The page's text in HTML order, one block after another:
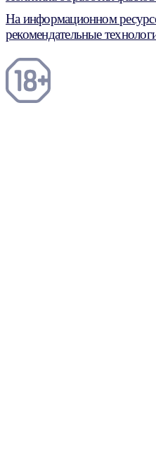
На информационном
рекомендательные